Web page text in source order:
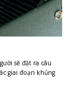
sẽ đặt ra câu
giai đoạn khủng